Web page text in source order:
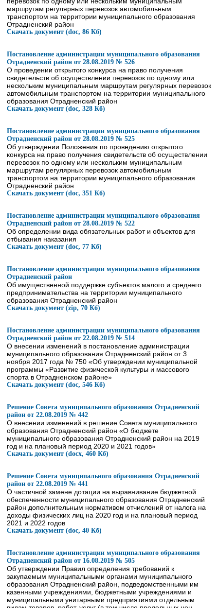
маршрутам регулярных перевозок автомобильным
транспортом на территории муниципального образования
Отрадненский район
Скачать документ (doc, 86 Кб)
Постановление администрации муниципального образования
Отрадненский район от 28.08.2019 № 526
О проведении открытого конкурса на право получения
свидетельств об осуществлении перевозок по одному или
нескольким муниципальным маршрутам регулярных перевозок
автомобильным транспортом на территории муниципального
образования Отрадненский район
Скачать документ (doc, 328 Кб)
Постановление администрации муниципального образования
Отрадненский район от 28.08.2019 № 525
Об утверждении Положения по проведению открытого
конкурса на право получения свидетельств об осуществлении
перевозок по одному или нескольким муниципальным
маршрутам регулярных перевозок автомобильным
транспортом на территории муниципального образования
Отрадненский район
Скачать документ (doc, 351 Кб)
Постановление администрации муниципального образования
Отрадненский район от 28.08.2019 № 522
Об определении вида обязательных работ и объектов для
отбывания наказания
Скачать документ (doc, 77 Кб)
Постановление администрации муниципального образования
Отрадненский район
Об имущественной поддержке субъектов малого и среднего
предпринимательства на территории муниципального
образования Отрадненский район
Скачать документ (zip, 70 Кб)
Постановление администрации муниципального образования
Отрадненский район от 22.08.2019 № 514
О внесении изменений в постановление администрации
муниципального образования Отрадненский район от 3
ноября 2017 года № 750 «Об утверждении муниципальной
программы «Развитие физической культуры и массового
спорта в Отрадненском районе»
Скачать документ (doc, 546 Кб)
Решение Совета муниципального образования Отрадненский
район от 22.08.2019 № 442
О внесении изменений в решение Совета муниципального
образования Отрадненский район «О бюджете
муниципального образования Отрадненский район на 2019
год и на плановый период 2020 и 2021 годов»
Скачать документ (docx, 460 Кб)
Решение Совета муниципального образования Отрадненский
район от 22.08.2019 № 441
О частичной замене дотации на выравнивание бюджетной
обеспеченности муниципального образования Отрадненский
район дополнительным нормативом отчислений от налога на
доходы физических лиц на 2020 год и на плановый период
2021 и 2022 годов
Скачать документ (doc, 40 Кб)
Постановление администрации муниципального образования
Отрадненский район от 16.08.2019 № 505
Об утверждении Правил определения требований к
закупаемым муниципальными органами муниципального
образования Отрадненский район, подведомственными им
казенными учреждениями, бюджетными учреждениями и
муниципальными унитарными предприятиями отдельным